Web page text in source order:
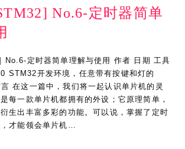
No.6-定时器简单
定时器简单理解与使用 作者 日期 工具
STM32开发环境，任意带有按键和灯的
在这一篇中，我们将一起认识单片机的灵
一款单片机都拥有的外设；它原理简单，
生出丰富多彩的功能。可以说，掌握了定时
才能领会单片机…